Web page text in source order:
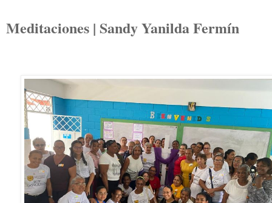
Meditaciones | Sandy Yanilda Fermín